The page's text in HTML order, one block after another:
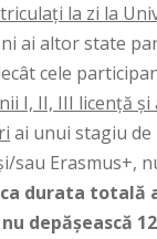
la zi la
ai altor state
cele
I, II, III licenţă
ai unui stagiu
sau Erasmus+,
durata totală
nu depăşească